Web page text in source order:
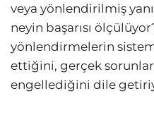
veya yönlendirilmiş
neyin başarısı
yönlendirmelerin
ettiğini, gerçek
engellediğini dile